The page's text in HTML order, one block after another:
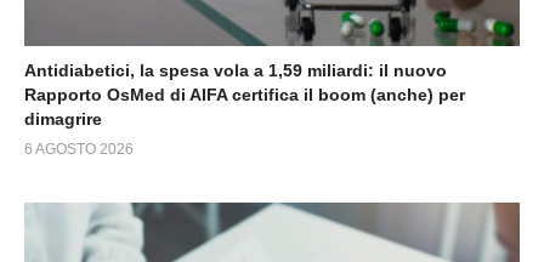
Antidiabetici, la spesa vola a 1,59 miliardi: il nuovo
Rapporto OsMed di AIFA certifica il boom (anche) per
dimagrire
6 AGOSTO 2026